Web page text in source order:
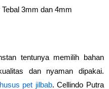
tentunya memilih bahan
dan nyaman dipakai.
pet jilbab. Cellindo Putra